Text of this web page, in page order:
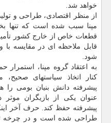
خواهد شد.
از منظر اقتصادی، طراحی و
مپنا سبب شده است که تنها
قطعات خاص از خارج کشور
قابل ملاحظه ای در مقایسه
شود.
به اعتقاد گروه مپنا، استمرار
کنار اتخاذ سیاستهای
پیشرفته دانش بنیان بومی را
عنوان یکی از بازیگران موثر
پیشرفته حفظ کند. حرف آخر